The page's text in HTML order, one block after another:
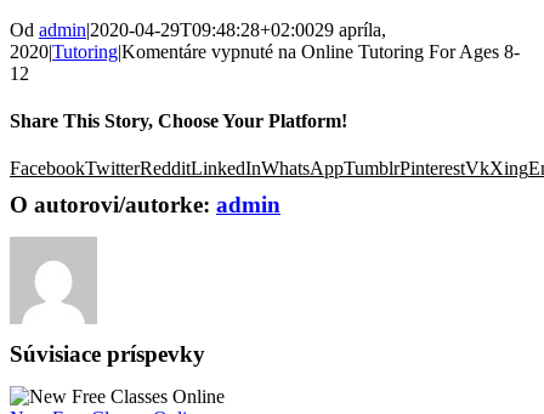
Od admin|2020-04-29T09:48:28+02:0029 apríla,
2020|Tutoring|Komentáre vypnuté na Online Tutoring For Ages 8-
12
Share This Story, Choose Your Platform!
FacebookTwitterRedditLinkedInWhatsAppTumblrPinterestVkXing
O autorovi/autorke: admin
Súvisiace príspevky